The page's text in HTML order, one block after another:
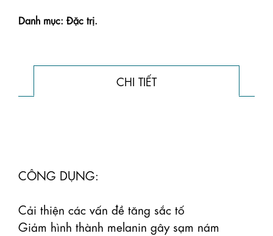
Danh mục: Đặc trị.
CHI TIẾT
CÔNG DỤNG:
Cải thiện các vấn đề tăng sắc tố
Giảm hình thành melanin gây sạm nám